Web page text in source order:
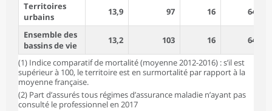
Territoires
urbains
13,9 97 16 64
Ensemble des
bassins de vie
13,2 103 16 64
(1) Indice comparatif de mortalité (moyenne 2012-2016) : s’il est
supérieur à 100, le territoire est en surmortalité par rapport à la
moyenne française.
(2) Part d’assurés tous régimes d’assurance maladie n’ayant pas
consulté le professionnel en 2017